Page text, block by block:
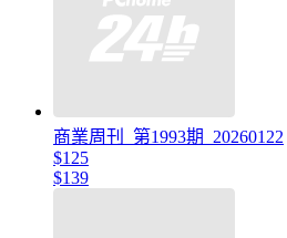
商業周刊_第1993期_20260122
$125
$139